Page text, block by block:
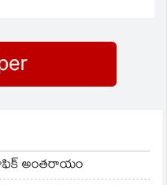
అంతరాయం